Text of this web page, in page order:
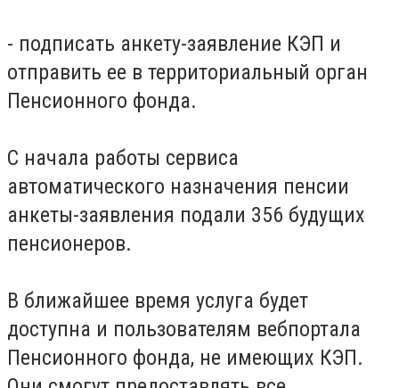
- подписать анкету-заявление КЭП и
отправить ее в территориальный орган
Пенсионного фонда.
С начала работы сервиса
автоматического назначения пенсии
анкеты-заявления подали 356 будущих
пенсионеров.
В ближайшее время услуга будет
доступна и пользователям вебпортала
Пенсионного фонда, не имеющих КЭП.